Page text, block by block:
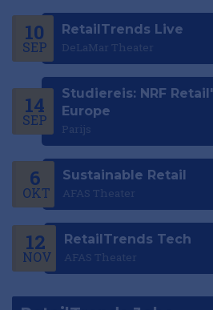
10
SEP
RetailTrends Live
DeLaMar Theater
14
SEP
Studiereis: NRF
Europe
Parijs
6
OKT
Sustainable Retail
AFAS Theater
12
NOV
RetailTrends Tech
AFAS Theater